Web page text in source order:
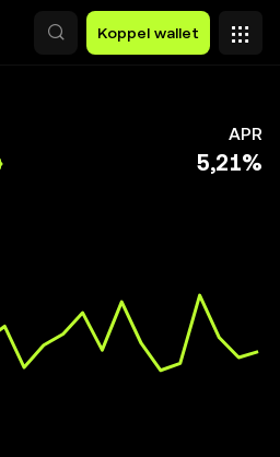
Koppel wallet
APR
5,21%